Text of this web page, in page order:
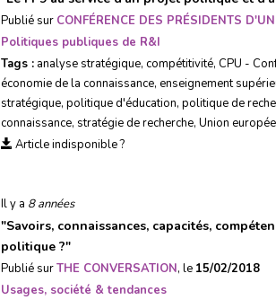
Publié sur CONFÉRENCE DES PRÉSIDENTS
Politiques publiques de R&I
Tags : analyse stratégique, compétitivité, CPU -
économie de la connaissance, enseignement
stratégique, politique d'éducation, politique de
connaissance, stratégie de recherche, Union
Article indisponible ?
Il y a 8 années
"Savoirs, connaissances, capacités,
politique ?"
Publié surTHE CONVERSATION, le 15/02/2018
Usages, société & tendances